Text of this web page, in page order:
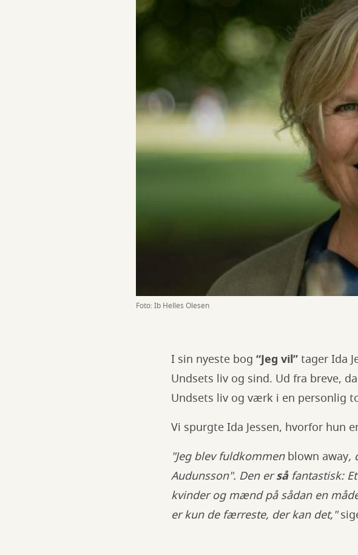
Foto: Ib Helles Olesen
I sin nyeste bog “Jeg vil”tager Ida
Undsets liv og sind. Ud fra breve,
Undsets liv og værk i en personlig
Vi spurgte Ida Jessen, hvorfor hun
"Jeg blev fuldkommenblown away,
Audunsson". Den ersåfantastisk:
kvinder og mænd på sådan en
er kun de færreste, der kan det,"